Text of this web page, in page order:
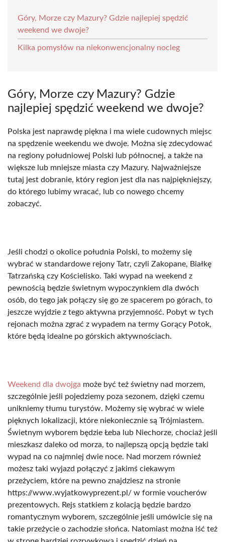
Góry, Morze czy Mazury? Gdzie najlepiej spędzić
weekend we dwoje?
Kilka pomysłów na niekonwencjonalny nocleg
Góry, Morze czy Mazury? Gdzie
najlepiej spędzić weekend we dwoje?
Polska jest naprawdę piękna i ma wiele cudownych miejsc
na spędzenie weekendu we dwoje. Można się zdecydować
na regiony południowej Polski lub północnej, a także na
większe lub mniejsze miasta czy Mazury. Najważniejsze
tutaj jest dobranie, który region jest dla nas najpiękniejszy,
do którego lubimy wracać, lub co nowego chcemy
zobaczyć.
Jeśli chodzi o okolice południa Polski, to możemy się
wybrać w standardowe rejony Tatr, czyli Zakopane, Białkę
Tatrzańską czy Kościelisko. Taki wypad na weekend z
pewnością będzie świetnym wypoczynkiem dla dwóch
osób, do tego jak połączy się go ze spacerem po górach, to
jeszcze wyjdzie z tego aktywna przyjemność. Pobyt w tych
rejonach można zgrać z wypadem na termy Gorący Potok,
które będą idealne po górskich aktywnościach.
Weekend dla dwojga może być też świetny nad morzem,
szczególnie jeśli pojedziemy poza sezonem, dzięki czemu
unikniemy tłumu turystów. Możemy się wybrać w wiele
pięknych lokalizacji, które niekoniecznie są Trójmiastem.
Świetnym wyborem będzie Łeba lub Niechorze, chociaż jeśli
mieszkasz daleko od morza, to najlepszą opcją będzie taki
wypad na co najmniej dwie noce. Nad morzem również
możesz taki wyjazd połączyć z jakimś ciekawym
przeżyciem, które na pewno znajdziesz na stronie
https://www.wyjatkowyprezent.pl/ w formie voucherów
prezentowych. Rejs statkiem z kolacją będzie bardzo
romantycznym wyborem, szczególnie jeśli umówicie się na
takie przeżycie o zachodzie słońca. Natomiast można iść też